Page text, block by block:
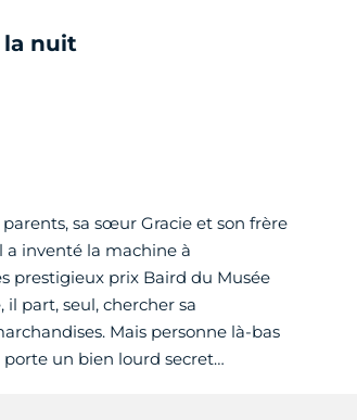
la nuit
sa sœur Gracie et son frère
a inventé la machine à
prestigieux prix Baird du Musée
part, seul, chercher sa
Mais personne là-bas
porte un bien lourd secret…